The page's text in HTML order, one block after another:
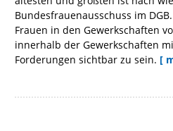
Bundesfrauenausschuss im
Frauen in den Gewerkschaften
innerhalb der Gewerkschaften
Forderungen sichtbar zu sein. [